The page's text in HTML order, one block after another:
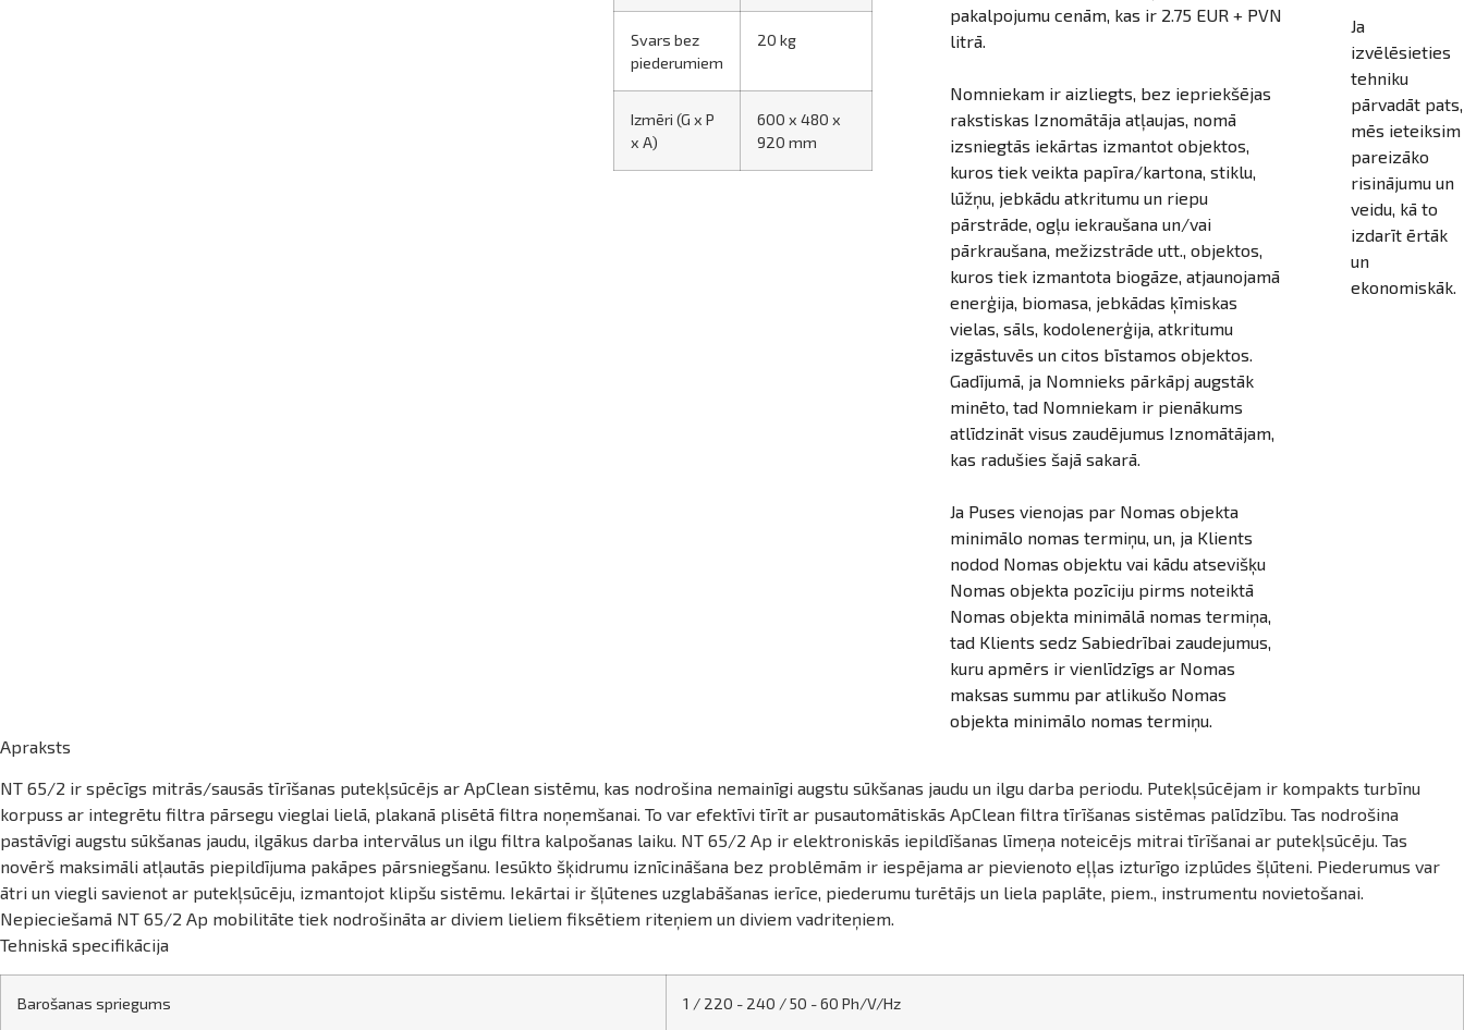
Svars bez
piederumiem
20 kg
Izmēri (G x P
x A)
600 x 480 x
920 mm
pakalpojumu cenām, kas ir 2.75 EUR + PVN
litrā.
Nomniekam ir aizliegts, bez iepriekšējas
rakstiskas Iznomātāja atļaujas, nomā
izsniegtās iekārtas izmantot objektos,
kuros tiek veikta papīra/kartona, stiklu,
lūžņu, jebkādu atkritumu un riepu
pārstrāde, ogļu iekraušana un/vai
pārkraušana, mežizstrāde utt., objektos,
kuros tiek izmantota biogāze, atjaunojamā
enerģija, biomasa, jebkādas ķīmiskas
vielas, sāls, kodolenerģija, atkritumu
izgāstuvēs un citos bīstamos objektos.
Gadījumā, ja Nomnieks pārkāpj augstāk
minēto, tad Nomniekam ir pienākums
atlīdzināt visus zaudējumus Iznomātājam,
kas radušies šajā sakarā.
Ja Puses vienojas par Nomas objekta
minimālo nomas termiņu, un, ja Klients
nodod Nomas objektu vai kādu atsevišķu
Nomas objekta pozīciju pirms noteiktā
Nomas objekta minimālā nomas termiņa,
tad Klients sedz Sabiedrībai zaudejumus,
kuru apmērs ir vienlīdzīgs ar Nomas
maksas summu par atlikušo Nomas
objekta minimālo nomas termiņu.
Ja
izvēlēsieties
tehniku
pārvadāt pats,
mēs ieteiksim
pareizāko
risinājumu un
veidu, kā to
izdarīt ērtāk
un
ekonomiskāk.
Apraksts
NT 65/2 ir spēcīgs mitrās/sausās tīrīšanas putekļsūcējs ar ApClean sistēmu, kas nodrošina nemainīgi augstu sūkšanas jaudu un ilgu darba periodu. Putekļsūcējam ir kompakts turbīnu
korpuss ar integrētu filtra pārsegu vieglai lielā, plakanā plisētā filtra noņemšanai. To var efektīvi tīrīt ar pusautomātiskās ApClean filtra tīrīšanas sistēmas palīdzību. Tas nodrošina
pastāvīgi augstu sūkšanas jaudu, ilgākus darba intervālus un ilgu filtra kalpošanas laiku. NT 65/2 Ap ir elektroniskās iepildīšanas līmeņa noteicējs mitrai tīrīšanai ar putekļsūcēju. Tas
novērš maksimāli atļautās piepildījuma pakāpes pārsniegšanu. Iesūkto šķidrumu iznīcināšana bez problēmām ir iespējama ar pievienoto eļļas izturīgo izplūdes šļūteni. Piederumus var
ātri un viegli savienot ar putekļsūcēju, izmantojot klipšu sistēmu. Iekārtai ir šļūtenes uzglabāšanas ierīce, piederumu turētājs un liela paplāte, piem., instrumentu novietošanai.
Nepieciešamā NT 65/2 Ap mobilitāte tiek nodrošināta ar diviem lieliem fiksētiem riteņiem un diviem vadriteņiem.
Tehniskā specifikācija
Barošanas spriegums 1 / 220 - 240 / 50 - 60 Ph/V/Hz